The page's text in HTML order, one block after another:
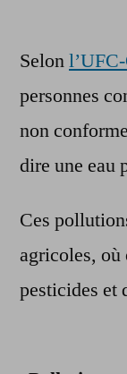
Selon
personnes
non
dire une eau
Ces
agricoles, où
pesticides et